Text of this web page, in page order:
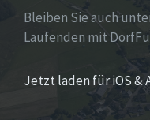
Bleiben Sie auch
Laufenden mit
Jetzt laden für iOS &